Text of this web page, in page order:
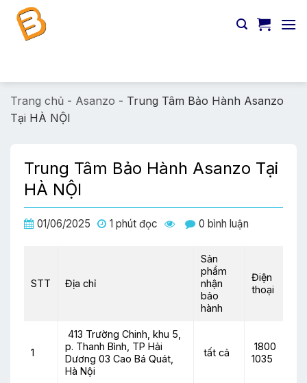
Chuyển
đến
Trang chủ - Asanzo - Trung Tâm Bảo Hành Asanzo
Tại HÀ NỘI
Trung Tâm Bảo Hành Asanzo Tại
HÀ NỘI
01/06/2025 1 phút đọc 0 bình luận
STT Địa chỉ
Sản
phẩm
nhận
bảo
hành
Điện
thoại
1
413 Trường Chinh, khu 5,
p. Thanh Bình, TP Hải
Dương 03 Cao Bá Quát,
Hà Nội
tất cả
1800
1035